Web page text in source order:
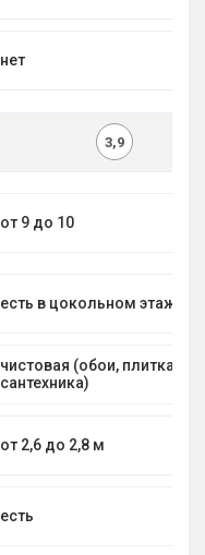
нет
3,9
от 9 до 10
есть в цокольном этаже
чистовая (обои, плитка,
сантехника)
от 2,6 до 2,8 м
есть